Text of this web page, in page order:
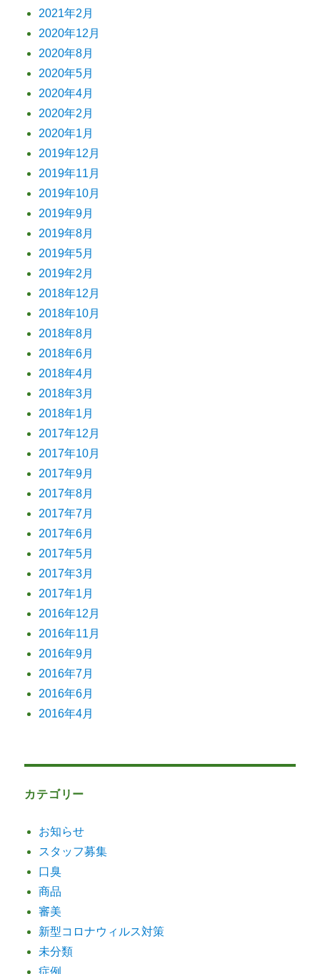
2021年2月
2020年12月
2020年8月
2020年5月
2020年4月
2020年2月
2020年1月
2019年12月
2019年11月
2019年10月
2019年9月
2019年8月
2019年5月
2019年2月
2018年12月
2018年10月
2018年8月
2018年6月
2018年4月
2018年3月
2018年1月
2017年12月
2017年10月
2017年9月
2017年8月
2017年7月
2017年6月
2017年5月
2017年3月
2017年1月
2016年12月
2016年11月
2016年9月
2016年7月
2016年6月
2016年4月
カテゴリー
お知らせ
スタッフ募集
口臭
商品
審美
新型コロナウィルス対策
未分類
症例